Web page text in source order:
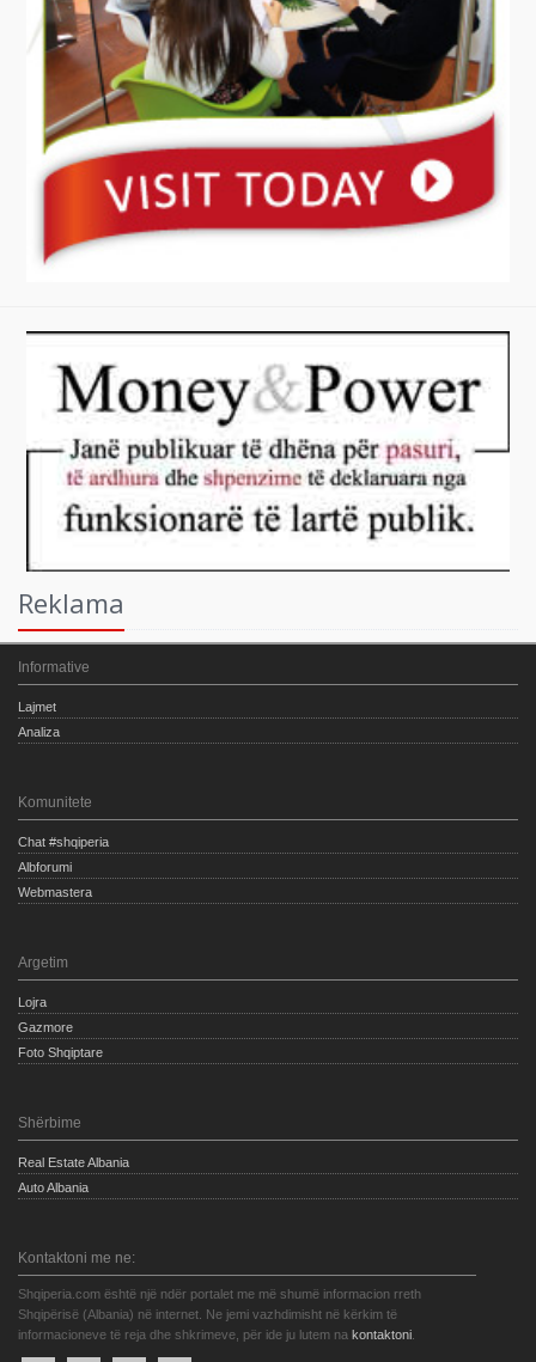
Reklama
Informative
Lajmet
Analiza
Komunitete
Chat #shqiperia
Albforumi
Webmastera
Argetim
Lojra
Gazmore
Foto Shqiptare
Shërbime
Real Estate Albania
Auto Albania
Kontaktoni me ne:
Shqiperia.com është një ndër portalet me më shumë informacion rreth
Shqipërisë (Albania) në internet. Ne jemi vazhdimisht në kërkim të
informacioneve të reja dhe shkrimeve, për ide ju lutem na kontaktoni